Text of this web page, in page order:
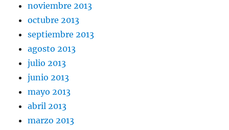
noviembre 2013
octubre 2013
septiembre 2013
agosto 2013
julio 2013
junio 2013
mayo 2013
abril 2013
marzo 2013